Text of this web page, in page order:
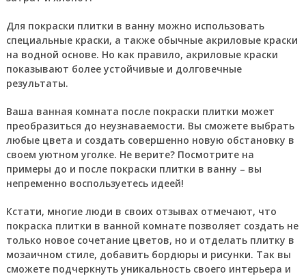
Для покраски плитки в ванну можно использовать
специальные краски, а также обычные акриловые краски
на водной основе. Но как правило, акриловые краски
показывают более устойчивые и долговечные
результаты.
Ваша ванная комната после покраски плитки может
преобразиться до неузнаваемости. Вы сможете выбрать
любые цвета и создать совершенно новую обстановку в
своем уютном уголке. Не верите? Посмотрите на
примеры до и после покраски плитки в ванну – вы
непременно воспользуетесь идеей!
Кстати, многие люди в своих отзывах отмечают, что
покраска плитки в ванной комнате позволяет создать не
только новое сочетание цветов, но и отделать плитку в
мозаичном стиле, добавить бордюры и рисунки. Так вы
сможете подчеркнуть уникальность своего интерьера и